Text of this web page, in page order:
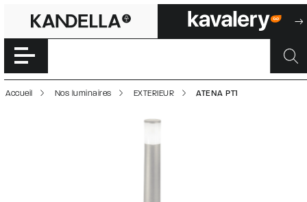
ATENA PT1 |
Accéder directement au contenu de la page
Accueil Nos luminaires EXTERIEUR ATENA PT1